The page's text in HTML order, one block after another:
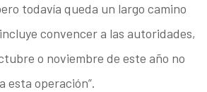
todavía queda un largo camino
convencer a las autoridades,
o noviembre de este año no
esta operación”.